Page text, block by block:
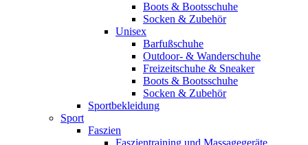
Boots & Bootsschuhe
Socken & Zubehör
Unisex
Barfußschuhe
Outdoor- & Wanderschuhe
Freizeitschuhe & Sneaker
Boots & Bootsschuhe
Socken & Zubehör
Sportbekleidung
Sport
Faszien
Faszientraining und Massagegeräte